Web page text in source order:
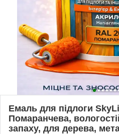
Емаль для підлоги
Помаранчева,
запаху, для дерева,